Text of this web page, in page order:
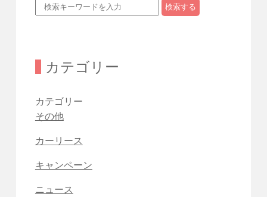
検索する
カテゴリー
カテゴリー
その他
カーリース
キャンペーン
ニュース